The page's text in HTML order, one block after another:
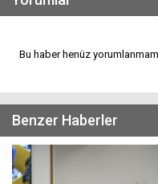
Bu haber henüz
Benzer Haberler